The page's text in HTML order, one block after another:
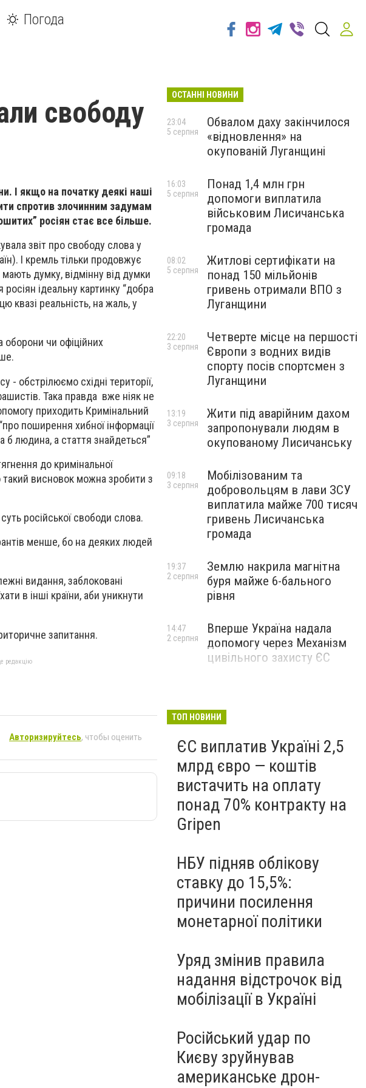
Погода
свободу
І якщо на початку деякі наші
спротив злочинним задумам
росіян стає все більше.
звіт про свободу слова у
І кремль тільки продовжує
думку, відмінну від думки
ідеальну картинку “добра
квазі реальність, на жаль, у
оборони чи офіційних
обстрілюємо східні території,
Така правда вже ніяк не
приходить Кримінальний
поширення хибної інформації
б людина, а стаття знайдеться”
до кримінальної
висновок можна зробити з
російської свободи слова.
менше, бо на деяких людей
видання, заблоковані
в інші країни, аби уникнути
запитання.
редакцію
Авторизируйтесь, чтобы оценить
ОСТАННІ НОВИНИ
Обвалом даху закінчилося
«відновлення» на
окупованій Луганщині
23:04
5 серпня
Понад 1,4 млн грн
допомоги виплатила
військовим Лисичанська
громада
16:03
5 серпня
Житлові сертифікати на
понад 150 мільйонів
гривень отримали ВПО з
Луганщини
08:02
5 серпня
Четверте місце на першості
Європи з водних видів
спорту посів спортсмен з
Луганщини
22:20
3 серпня
Жити під аварійним дахом
запропонували людям в
окупованому Лисичанську
13:19
3 серпня
Мобілізованим та
добровольцям в лави ЗСУ
виплатила майже 700 тисяч
гривень Лисичанська
громада
09:18
3 серпня
Землю накрила магнітна
буря майже 6-бального
рівня
19:37
2 серпня
Вперше Україна надала
допомогу через Механізм
цивільного захисту ЄС
14:47
2 серпня
ТОП НОВИНИ
ЄС виплатив Україні 2,5
млрд євро — коштів
вистачить на оплату
понад 70% контракту на
Gripen
НБУ підняв облікову
ставку до 15,5%:
причини посилення
монетарної політики
Уряд змінив правила
надання відстрочок від
мобілізації в Україні
Російський удар по
Києву зруйнував
американське дрон-